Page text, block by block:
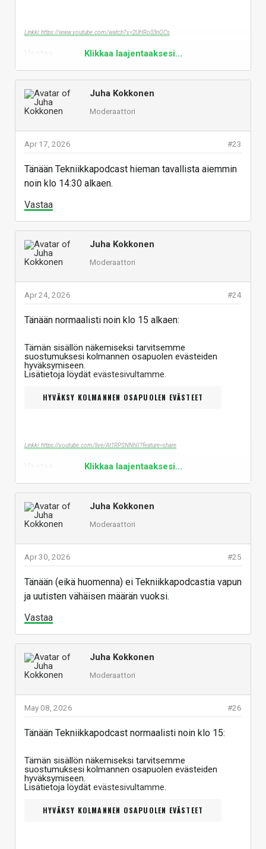
Linkki: https://www.youtube.com/watch?v=2UHRo03nQCs
Klikkaa laajentaaksesi...
Juha Kokkonen
Moderaattori
#23
Apr 17, 2026
Tänään Tekniikkapodcast hieman tavallista aiemmin
noin klo 14:30 alkaen.
Vastaa
Juha Kokkonen
Moderaattori
#24
Apr 24, 2026
Tänään normaalisti noin klo 15 alkaen:
Tämän sisällön näkemiseksi tarvitsemme
suostumuksesi kolmannen osapuolen evästeiden
hyväksymiseen.
Lisätietoja löydät evästesivultamme
HYVÄKSY KOLMANNEN OSAPUOLEN EVÄSTEET
Linkki: https://youtube.com/live/At1RPSNNhII?feature=share
Klikkaa laajentaaksesi...
Juha Kokkonen
Moderaattori
#25
Apr 30, 2026
Tänään (eikä huomenna) ei Tekniikkapodcastia vapun
ja uutisten vähäisen määrän vuoksi.
Vastaa
Juha Kokkonen
Moderaattori
#26
May 08, 2026
Tänään Tekniikkapodcast normaalisti noin klo 15:
Tämän sisällön näkemiseksi tarvitsemme
suostumuksesi kolmannen osapuolen evästeiden
hyväksymiseen.
Lisätietoja löydät evästesivultamme
HYVÄKSY KOLMANNEN OSAPUOLEN EVÄSTEET